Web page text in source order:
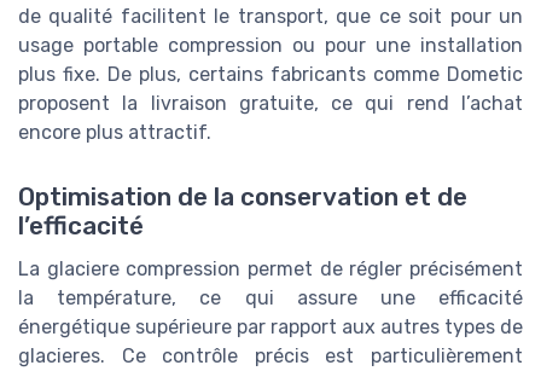
de qualité facilitent le transport, que ce soit pour un
usage portable compression ou pour une installation
plus fixe. De plus, certains fabricants comme Dometic
proposent la livraison gratuite, ce qui rend l’achat
encore plus attractif.
Optimisation de la conservation et de
l’efficacité
La glaciere compression permet de régler précisément
la température, ce qui assure une efficacité
énergétique supérieure par rapport aux autres types de
glacieres. Ce contrôle précis est particulièrement